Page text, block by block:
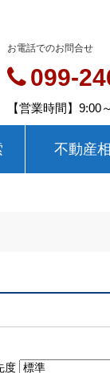
お電話でのお問合せ
099-
【営業時間】9:00
不動産
度